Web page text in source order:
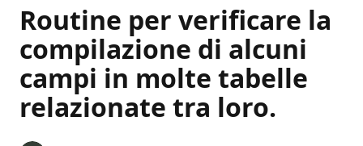
Routine per verificare la
compilazione di alcuni
campi in molte tabelle
relazionate tra loro.